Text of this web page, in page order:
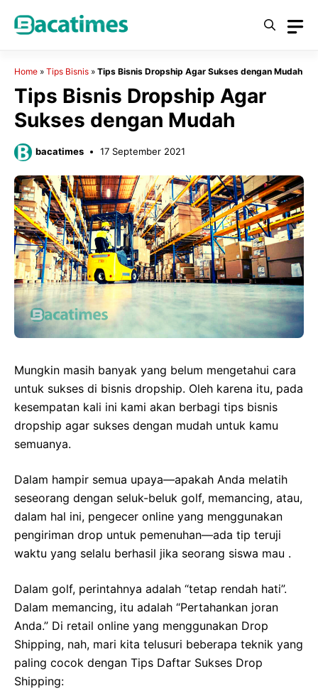
Home » Tips Bisnis » Tips Bisnis Dropship Agar Sukses dengan Mudah
Tips Bisnis Dropship Agar
Sukses dengan Mudah
bacatimes 17 September 2021
Mungkin masih banyak yang belum mengetahui cara
untuk sukses di bisnis dropship. Oleh karena itu, pada
kesempatan kali ini kami akan berbagi tips bisnis
dropship agar sukses dengan mudah untuk kamu
semuanya.
Dalam hampir semua upaya—apakah Anda melatih
seseorang dengan seluk-beluk golf, memancing, atau,
dalam hal ini, pengecer online yang menggunakan
pengiriman drop untuk pemenuhan—ada tip teruji
waktu yang selalu berhasil jika seorang siswa mau .
Dalam golf, perintahnya adalah “tetap rendah hati”.
Dalam memancing, itu adalah “Pertahankan joran
Anda.” Di retail online yang menggunakan Drop
Shipping, nah, mari kita telusuri beberapa teknik yang
paling cocok dengan Tips Daftar Sukses Drop
Shipping: